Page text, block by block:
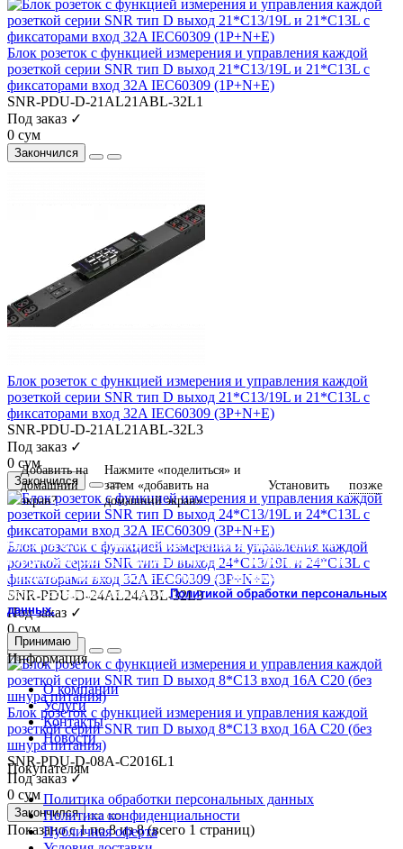
Блок розеток с функцией измерения и управления каждой
розеткой серии SNR тип D выход 21*C13/19L и 21*C13L с
фиксаторами вход 32A IEC60309 (1P+N+E)
SNR-PDU-D-21AL21ABL-32L1
Под заказ ✓
0 сум
Закончился
Блок розеток с функцией измерения и управления каждой
розеткой серии SNR тип D выход 21*C13/19L и 21*C13L с
фиксаторами вход 32A IEC60309 (3P+N+E)
SNR-PDU-D-21AL21ABL-32L3
Под заказ ✓
0 сум
Закончился
Блок розеток с функцией измерения и управления каждой
розеткой серии SNR тип D выход 24*C13/19L и 24*C13L с
фиксаторами вход 32A IEC60309 (3P+N+E)
SNR-PDU-D-24AL24ABL-32L3
Под заказ ✓
0 сум
Закончился
Блок розеток с функцией измерения и управления каждой
розеткой серии SNR тип D выход 8*C13 вход 16A C20 (без
шнура питания)
SNR-PDU-D-08A-C2016L1
Под заказ ✓
0 сум
Закончился
Показано с 1 по 8 из 8 (всего 1 страниц)
Добавить на
домашний
экран?
Нажмите «поделиться» и
затем «добавить на
домашний экран»
Установить позже
На сайте используются cookie и сервисы аналитики для
корректной работы и улучшения качества обслуживания.
Продолжая пользоваться сайтом, вы соглашаетесь с
использованием cookie и сПолитикой обработки персональных
данных.
Принимаю
Информация
О компании
Услуги
Контакты
Новости
Покупателям
Политика обработки персональных данных
Политика конфиденциальности
Публичная оферта